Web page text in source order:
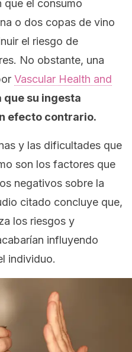
que el consumo
o dos copas de vino
el riesgo de
No obstante, una
Vascular Health and
que su ingesta
efecto contrario.
y las dificultades que
son los factores que
negativos sobre la
citado concluye que,
los riesgos y
influyendo
individuo.